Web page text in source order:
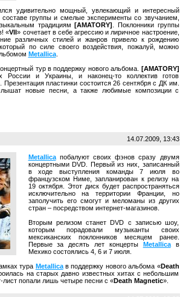
удивительно мощный, увлекающий и интересный
группы и смелые эксперименты со звучанием,
традициям[AMATORY]
. Поклонники группы
«VII» сочетает в себе агрессию и лиричное настроение,
различных стилей и жанров привело к рождению
по силе своего воздействия, пожалуй, можно
Metallica.
тур в поддержку нового альбома. [AMATORY]
России и Украины, и наконец-то коллектив готов
Презентация пластинки состоится 26 сентября с ДК им.
новые песни, а также любимые композиции с
14.07.2009, 13:43
Metallicaпобалуют своих фэнов сразу двумя
концертными DVD. Первый из них, записанный
в ходе выступления команды 7 июля во
французском Ниме, запланирован к релизу на
19 октября. Этот диск будет распространяться
исключительно на территории Франции, но
заполучить его смогут и меломаны из других
стран – посредством интернет-магазинов.
Вторым релизом станет DVD с записью шоу,
которым порадовали музыканты своих
мексиканских поклонников месяцем ранее.
Первые за десять лет концерты Metallicaв
Мехико состоялись 4, 6 и 7 июля.
тура Metallicaв поддержку нового альбома «Death
на старых давно известных хитах с небольшим
лист попали лишь четыре песни с «Death Magnetic».